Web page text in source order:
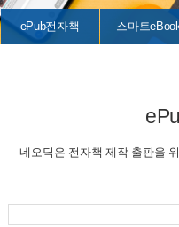
ePub전자책 스마트
네오딕은 전자책 제작 출판을